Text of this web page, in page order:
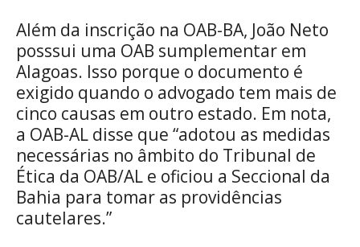
Além da inscrição na OAB-BA, João Neto
posssui uma OAB sumplementar em
Alagoas. Isso porque o documento é
exigido quando o advogado tem mais de
cinco causas em outro estado. Em nota,
a OAB-AL disse que “adotou as medidas
necessárias no âmbito do Tribunal de
Ética da OAB/AL e oficiou a Seccional da
Bahia para tomar as providências
cautelares.”